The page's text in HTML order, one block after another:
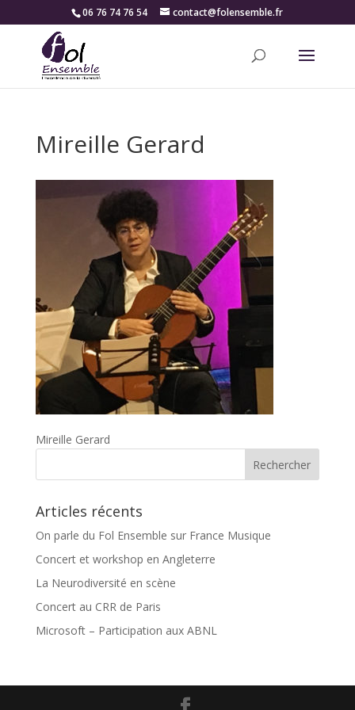
06 76 74 76 54 contact@folensemble.fr
Mireille Gerard
Mireille Gerard
Articles récents
On parle du Fol Ensemble sur France Musique
Concert et workshop en Angleterre
La Neurodiversité en scène
Concert au CRR de Paris
Microsoft – Participation aux ABNL